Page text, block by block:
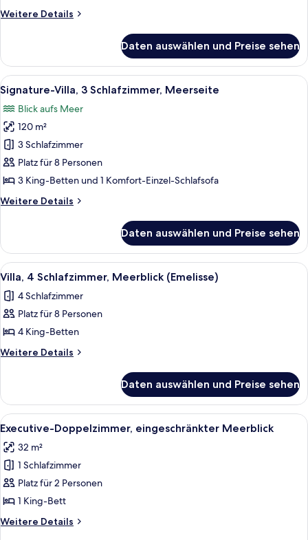
Shared
Weitere Details
Weitere
(2
Levels,
Sea
View,
Shared
Pool)
Daten auswählen und Preise sehen
Alle
Fotos
für
Signature-
Villa,
3 Schlafzimmer,
Meerseite
Ein moderner Außenbereich mit
8
Signature-Villa, 3 Schlafzimmer, Meerseite
Blick aufs Meer
120 m²
3 Schlafzimmer
Platz für 8 Personen
3 King-Betten und 1 Komfort-Einzel-Schlafsofa
Weitere Details
Weitere
Villa,
3 Schlafzimmer,
Meerseite
Daten auswählen und Preise sehen
Alle
Fotos
für
Villa,
4 Schlafzimmer,
Meerblick
Ein moderner Außenbereich mit
7
Villa, 4 Schlafzimmer, Meerblick (Emelisse)
4 Schlafzimmer
Platz für 8 Personen
4 King-Betten
Weitere Details
Weitere
4 Schlafzimmer,
Meerblick
(Emelisse)
Daten auswählen und Preise sehen
Alle
Fotos
für
Executive-
Doppelzimmer,
eingeschränkter
Meerblick
anzeigen
Ein ordentlich eingerichtetes
5
Executive-Doppelzimmer, eingeschränkter Meerblick
32 m²
1 Schlafzimmer
Platz für 2 Personen
1 King-Bett
Weitere Details
Weitere